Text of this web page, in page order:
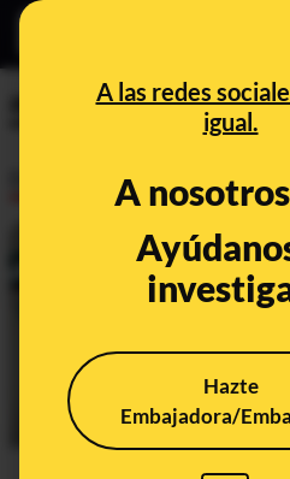
A las redes
igual.
A
Hazte
Embajadora/
ayuda económica
Cómo cuentas de
inteligencia artificial